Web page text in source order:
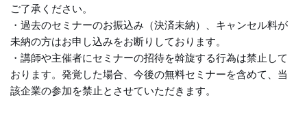
ご了承ください。
・過去のセミナーのお振込み（決済未納）、キャンセル料が
未納の方はお申し込みをお断りしております。
・講師や主催者にセミナーの招待を斡旋する行為は禁止して
おります。発覚した場合、今後の無料セミナーを含めて、当
該企業の参加を禁止とさせていただきます。